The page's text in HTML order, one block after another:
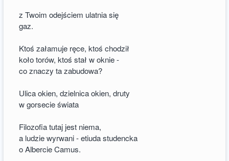
z Twoim odejściem ulatnia się
gaz.
Ktoś załamuje ręce, ktoś chodził
koło torów, ktoś stał w oknie -
co znaczy ta zabudowa?
Ulica okien, dzielnica okien, druty
w gorsecie świata
Filozofia tutaj jest niema,
a ludzie wyrwani - etiuda studencka
o Albercie Camus.